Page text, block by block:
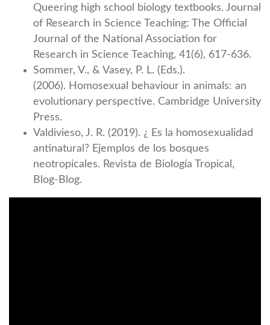
Queering high school biology textbooks. Journal
of Research in Science Teaching: The Official
Journal of the National Association for
Research in Science Teaching, 41(6), 617-636.
Sommer, V., & Vasey, P. L. (Eds.).
(2006). Homosexual behaviour in animals: an
evolutionary perspective. Cambridge University
Press.
Valdivieso, J. R. (2019). ¿ Es la homosexualidad
antinatural? Ejemplos de los bosques
neotropicales. Revista de Biología Tropical,
Blog-Blog.